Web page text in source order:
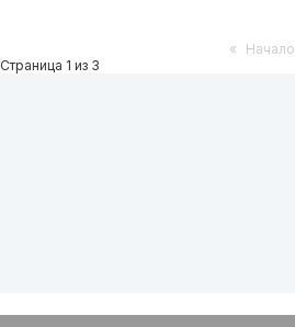
« Начало
Страница 1 из 3